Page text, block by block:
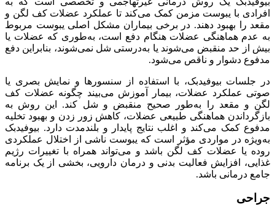
افرادی با یبوست مزمن کمک می‌کند تا عملکرد عضلات کف لگن و
مقعد را بهبود دهند. در برخی بیماران مشکل اصلی یبوست مربوط
به عدم هماهنگی عضلات هنگام دفع است، به‌طوری که عضلات یا
بیش از حد منقبض می‌شوند یا به‌درستی شل نمی‌شوند، بنابراین دفع
مدفوع دشوار و ناقص می‌شود.
در جلسات بیوفیدبک، با استفاده از سنسورها و نمایش بصری یا
صوتی عملکرد عضلات، بیمار آموزش می‌بیند چگونه عضلات کف
لگن و مقعد را به‌طور صحیح منقبض و شل کند. این روش به
بازگرداندن هماهنگی طبیعی عضلات، کاهش زور زدن و بهبود تخلیه
مدفوع کمک می‌کند و اغلب نتایج پایدار و بلندمدت دارد. بیوفیدبک
به‌ویژه در مواردی مؤثر است که یبوست ناشی از اختلال عملکردی
روده یا عضلات کف لگن باشد و می‌تواند همراه با تغییرات رژیم
غذایی، افزایش فعالیت بدنی و درمان دارویی، بخشی از یک برنامه
جامع درمانی باشد.
جراحی